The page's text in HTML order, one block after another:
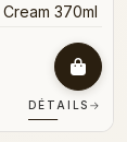
370ml
DÉTAILS →